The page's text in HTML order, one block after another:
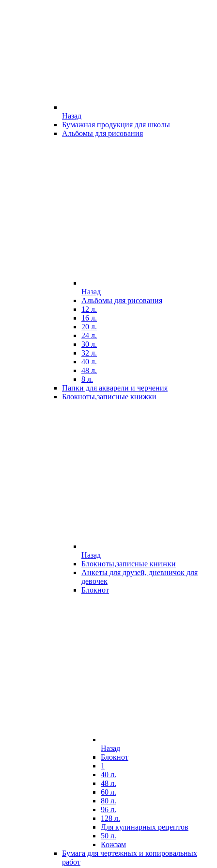
Назад
Бумажная продукция для школы
Альбомы для рисования
Назад
Альбомы для рисования
12 л.
16 л.
20 л.
24 л.
30 л.
32 л.
40 л.
48 л.
8 л.
Папки для акварели и черчения
Блокноты,записные книжки
Назад
Блокноты,записные книжки
Анкеты для друзей, дневничок для
девочек
Блокнот
Назад
Блокнот
1
40 л.
48 л.
60 л.
80 л.
96 л.
128 л.
Для кулинарных рецептов
50 л.
Кожзам
Бумага для чертежных и копировальных
работ